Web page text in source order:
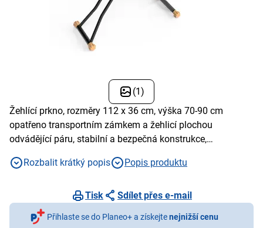
(1)
Žehlící prkno, rozměry 112 x 36 cm, výška 70-90 cm
opatřeno transportním zámkem a žehlicí plochou
odvádějící páru, stabilní a bezpečná konstrukce,
Rozbalit krátký popis
Popis produktu
Tisk Sdílet přes e-mail
Přihlaste se do Planeo+ a získejtenejnižší cenu